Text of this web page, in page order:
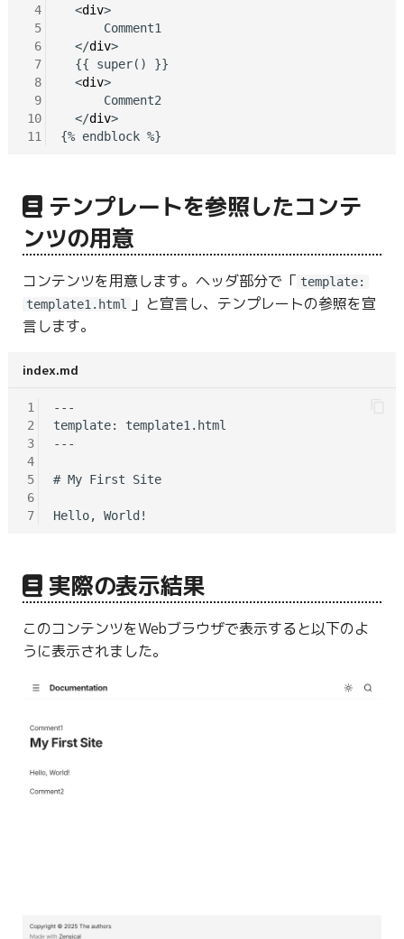
4
5
6
7
8
9
10
11
  <
div>
      Comment1
  </
div>
  {{ super() }}
  <
div>
      Comment2
  </
div>
テンプレートを参照したコンテ
ンツの用意
コンテンツを用意します。ヘッダ部分で「 template:
template1.html
」と宣言し、テンプレートの参照を宣
言します。
index.md
1
2
3
4
5
6
7
---
template: template1.html
---
# My First Site
実際の表示結果
このコンテンツをWebブラウザで表示すると以下のよ
うに表示されました。